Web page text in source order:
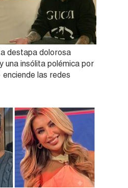
destapa dolorosa
una insólita polémica por
las redes